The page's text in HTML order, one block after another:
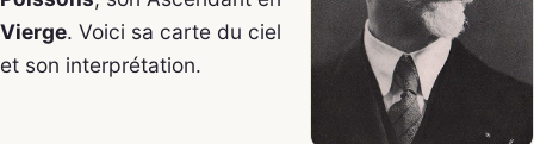
Vierge. Voici sa carte du ciel
et son interprétation.